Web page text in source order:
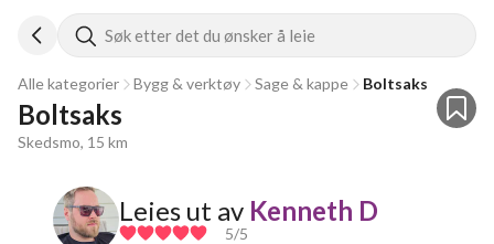
Søk etter det du ønsker å leie
Alle kategorier Bygg & verktøy Sage & kappe Boltsaks
Boltsaks
Skedsmo, 15 km
Leies ut av Kenneth D
5/5